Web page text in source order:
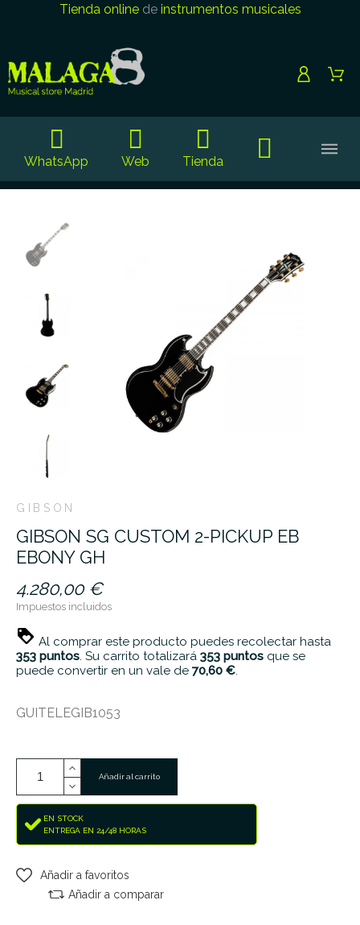
Tienda onlinede instrumentos musicales
WhatsApp Web Tienda
GIBSON
GIBSON SG CUSTOM 2-PICKUP EB
EBONY GH
4.280,00 €
Impuestos incluidos
Al comprar este producto puedes recolectar hasta
353 puntos. Su carrito totalizará 353 puntos que se
puede convertir en un vale de 70,60 €.
GUITELEGIB1053
Añadir al carrito
EN STOCK
ENTREGA EN 24/48 HORAS
Añadir a favoritos
Añadir a comparar